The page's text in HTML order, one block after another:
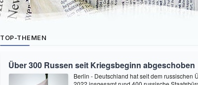
TOP-THEMEN
Über 300 Russen seit Kriegsbeginn abgeschoben
Berlin - Deutschland hat seit dem russischen